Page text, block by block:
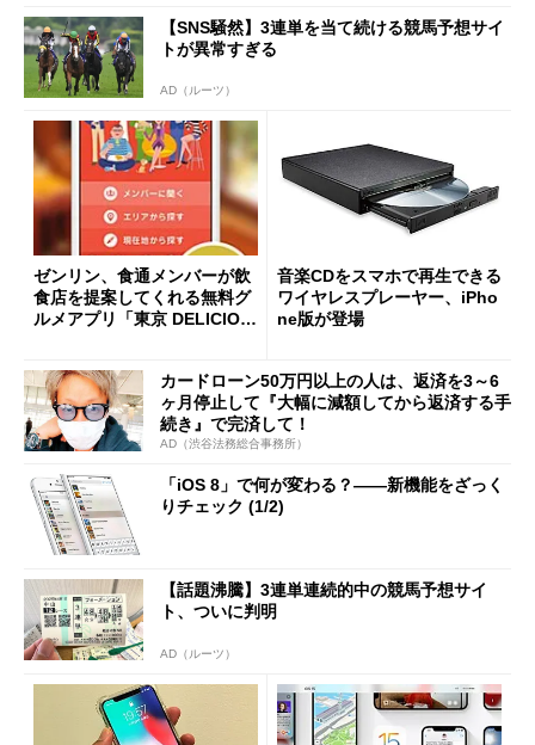
【SNS騒然】3連単を当て続ける競馬予想サイ
トが異常すぎる
AD（ルーツ）
ゼンリン、食通メンバーが飲
食店を提案してくれる無料グ
ルメアプリ「東京 DELICIOU
音楽CDをスマホで再生できる
ワイヤレスプレーヤー、iPho
ne版が登場
カードローン50万円以上の人は、返済を3～6
ヶ月停止して『大幅に減額してから返済する手
続き』で完済して！
AD（渋谷法務総合事務所）
「iOS 8」で何が変わる？――新機能をざっく
りチェック (1/2)
【話題沸騰】3連単連続的中の競馬予想サイ
ト、ついに判明
AD（ルーツ）